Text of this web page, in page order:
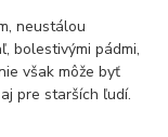
neustálou
bolestivými pádmi,
však môže byť
pre starších ľudí.